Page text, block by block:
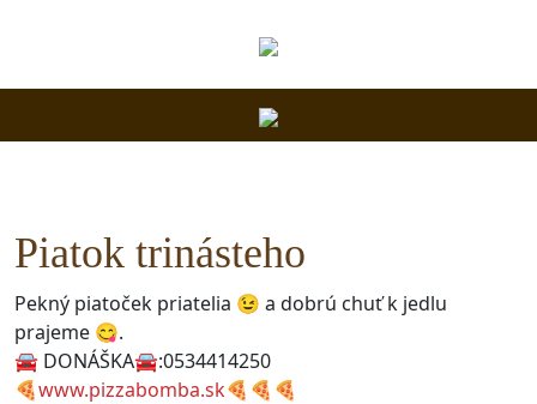
Piatok trinásteho
Pekný piatoček priatelia 😉 a dobrú chuť k jedlu
prajeme 😋.
🚘 DONÁŠKA🚘:0534414250
🍕www.pizzabomba.sk🍕🍕🍕